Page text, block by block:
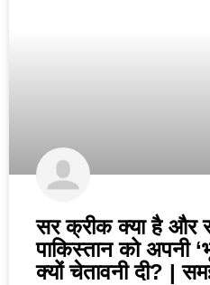
सर क्रीक क्या है और
पाकिस्तान को अपनी
क्यों चेतावनी दी? |